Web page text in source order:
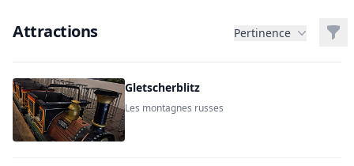
Attractions Pertinence
Gletscherblitz
Les montagnes russes